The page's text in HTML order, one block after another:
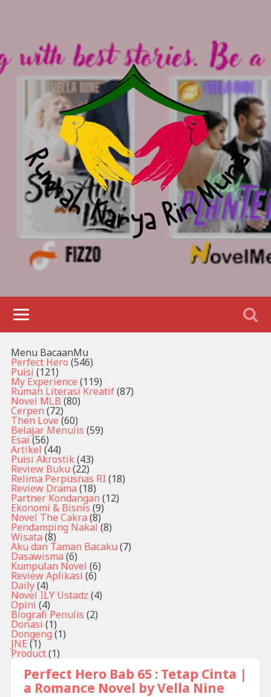
Menu BacaanMu
Perfect Hero (546)
Puisi (121)
My Experience (119)
Rumah Literasi Kreatif(87)
Novel MLB (80)
Cerpen (72)
Then Love (60)
Belajar Menulis (59)
Esai (56)
Artikel (44)
Puisi Akrostik(43)
Review Buku (22)
Relima Perpusnas RI (18)
Review Drama (18)
Partner Kondangan (12)
Ekonomi & Bisnis (9)
Novel The Cakra (8)
Pendamping Nakal (8)
Wisata (8)
Aku dan Taman Bacaku (7)
Dasawisma (6)
Kumpulan Novel (6)
Review Aplikasi (6)
Daily(4)
Novel ILY Ustadz (4)
Opini (4)
Biografi Penulis (2)
Donasi (1)
Dongeng (1)
JNE (1)
Product(1)
Perfect Hero Bab 65 : Tetap Cinta |
a Romance Novel by Vella Nine